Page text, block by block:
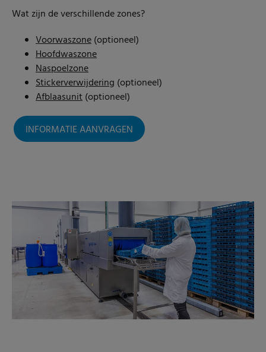
Wat zijn de verschillende zones?
Voorwaszone(optioneel)
Hoofdwaszone
Naspoelzone
Stickerverwijdering (optioneel)
Afblaasunit(optioneel)
INFORMATIE AANVRAGEN